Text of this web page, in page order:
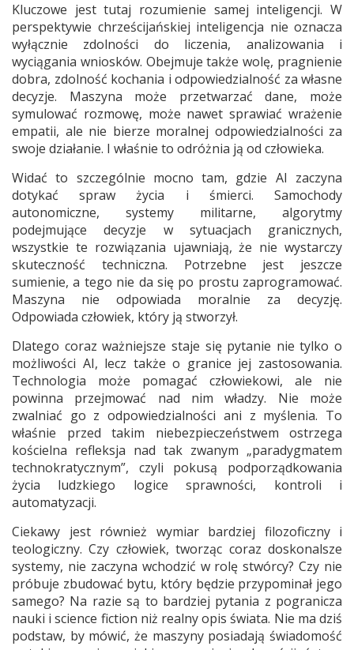
Kluczowe jest tutaj rozumienie samej inteligencji. W
perspektywie chrześcijańskiej inteligencja nie oznacza
wyłącznie zdolności do liczenia, analizowania i
wyciągania wniosków. Obejmuje także wolę, pragnienie
dobra, zdolność kochania i odpowiedzialność za własne
decyzje. Maszyna może przetwarzać dane, może
symulować rozmowę, może nawet sprawiać wrażenie
empatii, ale nie bierze moralnej odpowiedzialności za
swoje działanie. I właśnie to odróżnia ją od człowieka.
Widać to szczególnie mocno tam, gdzie AI zaczyna
dotykać spraw życia i śmierci. Samochody
autonomiczne, systemy militarne, algorytmy
podejmujące decyzje w sytuacjach granicznych,
wszystkie te rozwiązania ujawniają, że nie wystarczy
skuteczność techniczna. Potrzebne jest jeszcze
sumienie, a tego nie da się po prostu zaprogramować.
Maszyna nie odpowiada moralnie za decyzję.
Odpowiada człowiek, który ją stworzył.
Dlatego coraz ważniejsze staje się pytanie nie tylko o
możliwości AI, lecz także o granice jej zastosowania.
Technologia może pomagać człowiekowi, ale nie
powinna przejmować nad nim władzy. Nie może
zwalniać go z odpowiedzialności ani z myślenia. To
właśnie przed takim niebezpieczeństwem ostrzega
kościelna refleksja nad tak zwanym „paradygmatem
technokratycznym”, czyli pokusą podporządkowania
życia ludzkiego logice sprawności, kontroli i
automatyzacji.
Ciekawy jest również wymiar bardziej filozoficzny i
teologiczny. Czy człowiek, tworząc coraz doskonalsze
systemy, nie zaczyna wchodzić w rolę stwórcy? Czy nie
próbuje zbudować bytu, który będzie przypominał jego
samego? Na razie są to bardziej pytania z pogranicza
nauki i science fiction niż realny opis świata. Nie ma dziś
podstaw, by mówić, że maszyny posiadają świadomość